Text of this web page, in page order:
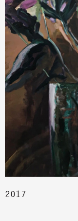
2017